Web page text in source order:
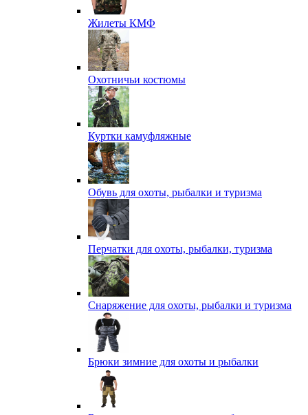
Жилеты КМФ
Охотничьи костюмы
Куртки камуфляжные
Обувь для охоты, рыбалки и туризма
Перчатки для охоты, рыбалки, туризма
Снаряжение для охоты, рыбалки и туризма
Брюки зимние для охоты и рыбалки